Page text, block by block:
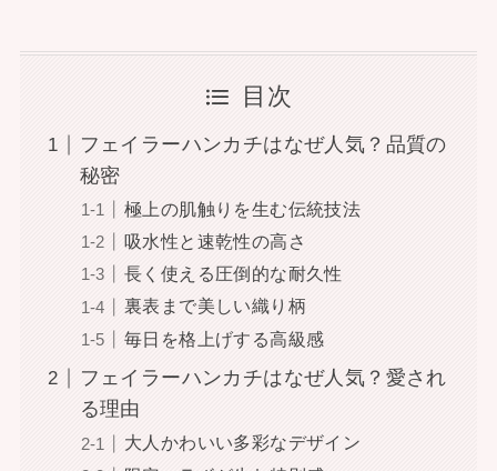
目次
フェイラーハンカチはなぜ人気？品質の
秘密
極上の肌触りを生む伝統技法
吸水性と速乾性の高さ
長く使える圧倒的な耐久性
裏表まで美しい織り柄
毎日を格上げする高級感
フェイラーハンカチはなぜ人気？愛され
る理由
大人かわいい多彩なデザイン